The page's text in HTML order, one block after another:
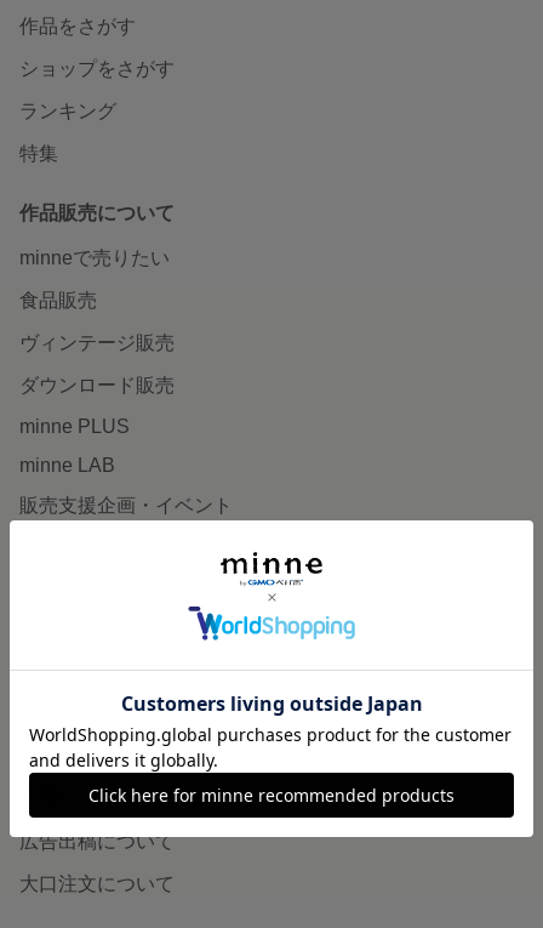
作品をさがす
ショップをさがす
ランキング
特集
作品販売について
minneで売りたい
食品販売
ヴィンテージ販売
ダウンロード販売
minne PLUS
minne LAB
販売支援企画・イベント
minneとものづくりと
minneの本
企業の方へ
広告出稿について
大口注文について